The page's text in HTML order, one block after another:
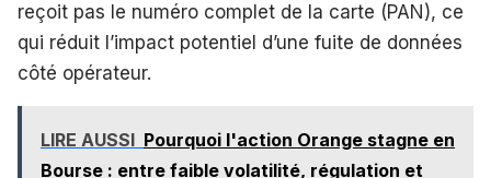
reçoit pas le numéro complet de la carte (PAN), ce
qui réduit l’impact potentiel d’une fuite de données
côté opérateur.
LIRE AUSSI Pourquoi l'action Orange stagne en
Bourse : entre faible volatilité, régulation et